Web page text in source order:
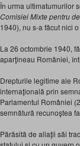
În urma ultimatumurilor
Comisiei Mixte pentru
1940), nu s-a făcut nici
La 26 octombrie 1940,
aparţineau României,
Drepturile legitime ale
internaţională prin
Parlamentul României
semnătură recunoştea
Părăsită de aliaţii săi